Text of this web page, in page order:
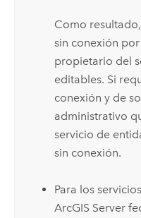
Como
sin conexión
propietario del
editables. Si
conexión y de
administrativo
servicio de
sin conexión.
Para los
ArcGIS Server